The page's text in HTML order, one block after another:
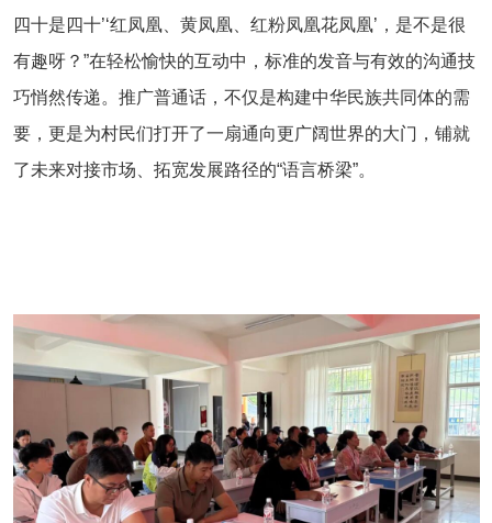
四十是四十’‘红凤凰、黄凤凰、红粉凤凰花凤凰’，是不是很
有趣呀？”在轻松愉快的互动中，标准的发音与有效的沟通技
巧悄然传递。推广普通话，不仅是构建中华民族共同体的需
要，更是为村民们打开了一扇通向更广阔世界的大门，铺就
了未来对接市场、拓宽发展路径的“语言桥梁”。